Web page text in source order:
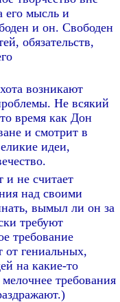
его мысль и
и он. Свободен
обязательств,
возникают
Не всякий
время как Дон
и смотрит в
идеи,
не считает
над своими
вымыл ли он за
требуют
требование
от гениальных,
на какие-то
требования